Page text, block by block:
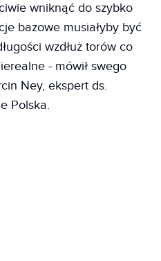
wniknąć do szybko
bazowe musiałyby być
wzdłuż torów co
- mówił swego
Ney, ekspert ds.
Polska.